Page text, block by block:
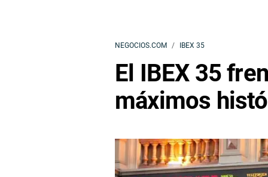
NEGOCIOS.COM IBEX 35
El IBEX 35
máximos